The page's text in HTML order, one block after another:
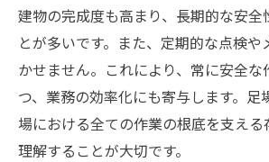
建物の完成度も高まり、長期的な安全
とが多いです。また、定期的な点検や
かせません。これにより、常に安全な
つ、業務の効率化にも寄与します。足
場における全ての作業の根底を支える
理解することが大切です。